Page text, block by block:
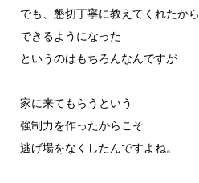
でも、懇切丁寧に教えてくれたから
できるようになった
というのはもちろんなんですが
家に来てもらうという
強制力を作ったからこそ
逃げ場をなくしたんですよね。